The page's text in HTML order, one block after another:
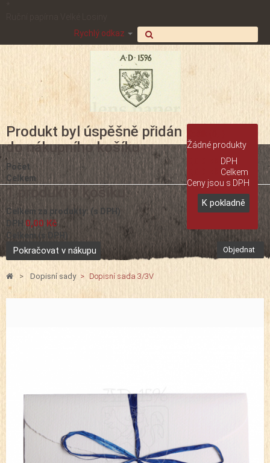
Rychlý odkaz
Žádné produkty
DPH
Celkem
Ceny jsou s DPH
K pokladně
Produkt byl úspěšně přidán
do nákupního košíku
Počet
Celkem
1 produkt v košíku.
Celkem za produkty: (s DPH)
DPH 0,00 Kč
Celkem (s DPH)
Pokračovat v nákupu Objednat
> Dopisní sady > Dopisní sada 3/3V